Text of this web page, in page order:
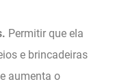
Permitir que ela
e brincadeiras
aumenta o